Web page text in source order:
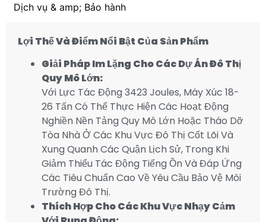
Dịch vụ & amp; Bảo hành
Lợi Thế Và Điểm Nổi Bật Của Sản Phẩm
Giải Pháp Im Lặng Cho Các Dự Án Đô Thị
Quy Mô Lớn:
Với Lực Tác Động 3423 Joules, Máy Xúc 18-
26 Tấn Có Thể Thực Hiện Các Hoạt Động
Nghiền Nền Tảng Quy Mô Lớn Hoặc Tháo Dỡ
Tòa Nhà Ở Các Khu Vực Đô Thị Cốt Lõi Và
Xung Quanh Các Quận Lịch Sử, Trong Khi
Giảm Thiểu Tác Động Tiếng Ồn Và Đáp Ứng
Các Tiêu Chuẩn Cao Về Yêu Cầu Bảo Vệ Môi
Trường Đô Thị.
Thích Hợp Cho Các Khu Vực Nhạy Cảm